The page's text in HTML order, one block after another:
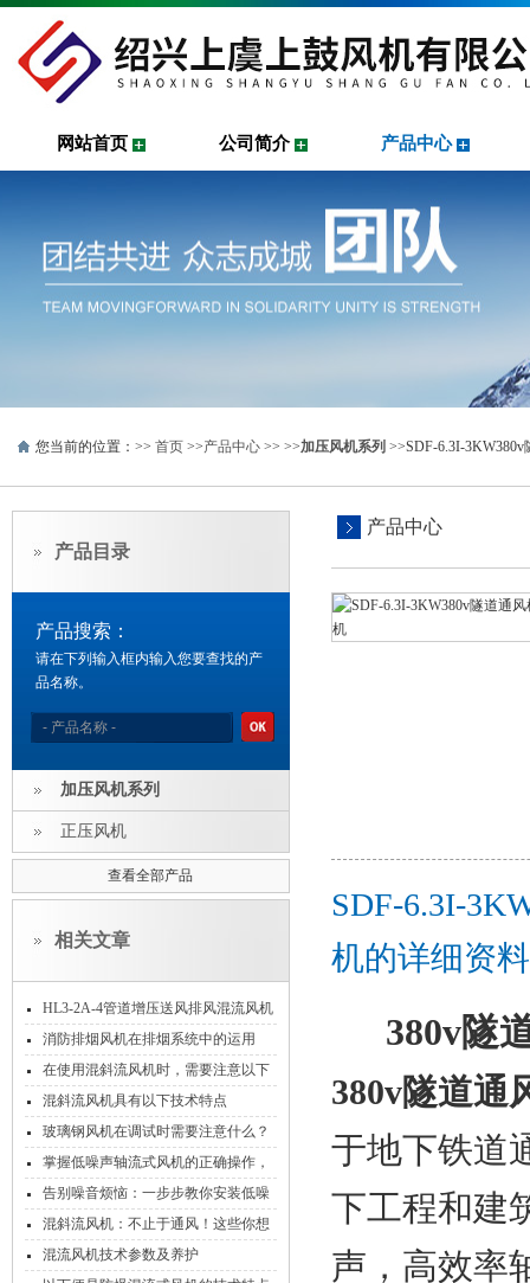
网站首页 公司简介 产品中心
您当前的位置：>> 首页 >>产品中心 >> >>加压风机系列 >>SDF-6.3I-
产品目录
产品搜索：
请在下列输入框内输入您要查找的产
品名称。
加压风机系列
正压风机
查看全部产品
相关文章
HL3-2A-4管道增压送风排风混流风机
可消音
消防排烟风机在排烟系统中的运用
在使用混斜流风机时，需要注意以下
事项
混斜流风机具有以下技术特点
玻璃钢风机在调试时需要注意什么？
掌握低噪声轴流式风机的正确操作，
轻松解锁高效又安静的运行状态
告别噪音烦恼：一步步教你安装低噪
声轴流式风机
混斜流风机：不止于通风！这些你想
不到的领域，它早已成核心担当
混流风机技术参数及养护
产品中心
SDF-6.3I-
机的详细资料
380v隧
380v隧道通
于地下铁道
下工程和建
声，高效率